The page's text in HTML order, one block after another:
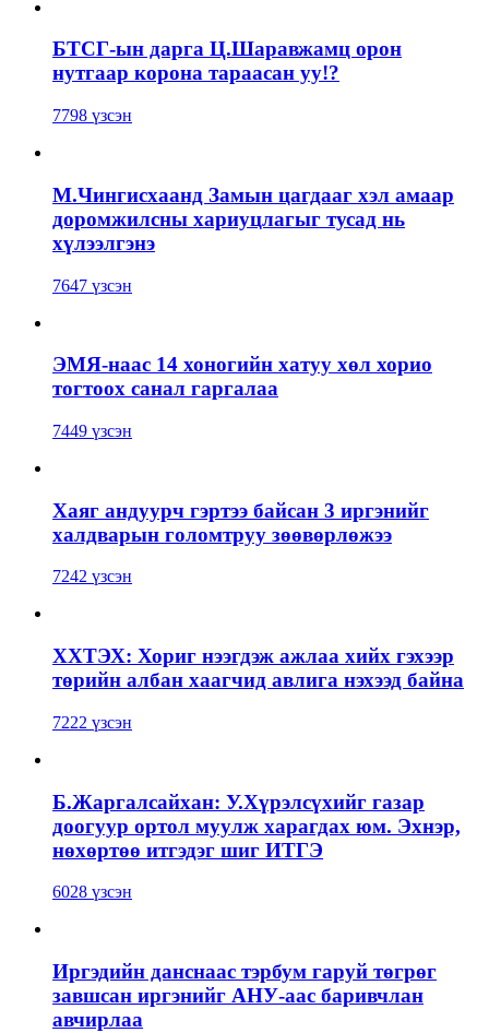
БТСГ-ын дарга Ц.Шаравжамц орон
нутгаар корона тараасан уу!?
7798 үзсэн
М.Чингисхаанд Замын цагдааг хэл амаар
доромжилсны хариуцлагыг тусад нь
хүлээлгэнэ
7647 үзсэн
ЭМЯ-наас 14 хоногийн хатуу хөл хорио
тогтоох санал гаргалаа
7449 үзсэн
Хаяг андуурч гэртээ байсан 3 иргэнийг
халдварын голомтруу зөөвөрлөжээ
7242 үзсэн
ХХТЭХ: Хориг нээгдэж ажлаа хийх гэхээр
төрийн албан хаагчид авлига нэхээд байна
7222 үзсэн
Б.Жаргалсайхан: У.Хүрэлсүхийг газар
доогуур ортол муулж харагдах юм. Эхнэр,
нөхөртөө итгэдэг шиг ИТГЭ
6028 үзсэн
Иргэдийн данснаас тэрбум гаруй төгрөг
завшсан иргэнийг АНУ-аас баривчлан
авчирлаа